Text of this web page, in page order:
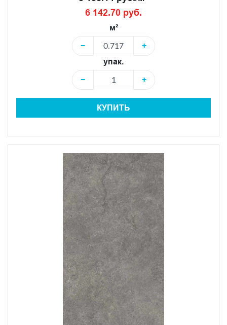
6 142.70 руб.
м²
−
+
упак.
−
+
КУПИТЬ